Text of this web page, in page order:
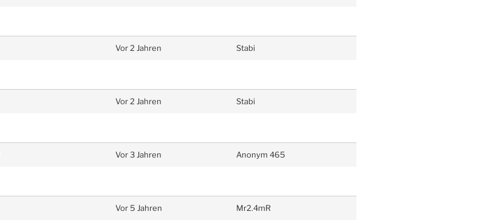
Vor 2 Jahren Stabi
Vor 2 Jahren Stabi
Vor 3 Jahren Anonym 465
Vor 5 Jahren Mr2.4mR